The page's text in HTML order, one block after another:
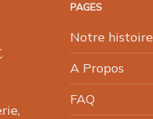
PAGES
Notre histoire
A Propos
FAQ